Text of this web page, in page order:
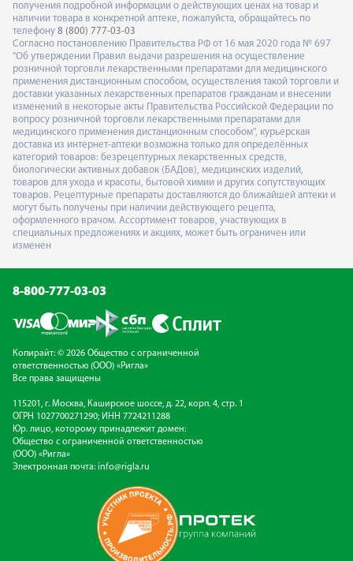
получения подробной информации о действующих ценах на товар и
наличии товара в конкретной аптеке, пожалуйста, обращайтесь по
телефону 8 (800) 777-03-03
Согласно постановлению Правительства РФ от 16 мая 2020 года № 697
"Об утверждении Правил выдачи разрешения на осуществление
розничной торговли лекарственными препаратами для медицинского
применения дистанционным способом, осуществления такой торговли и
доставки указанных лекарственных препаратов гражданам и внесении
изменений в некоторые акты Правительства Российской Федерации по
вопросу розничной торговли лекарственными препаратами для
медицинского применения дистанционным способом", курьерская
доставка из интернет-аптеки возможна только для определённых
категорий товаров: безрецептурных лекарственных средств,
биологически активных добавок (БАДов), медицинских изделий,
товаров для ухода и красоты, бытовой химии и других сопутствующих
товаров. Рецептурные препараты доставляются до ближайшей аптеки и
могут быть получены при наличии действующего рецепта,
оформленного врачом. Ассортимент товаров, участвующих в
специальных предложениях и акциях, может быть ограничен или
изменен
8-800-777-03-03
Копирайт: © 2026 Общество с ограниченной
ответственностью (ООО) «Ригла»
Все права защищены
115201, г. Москва, Каширское шоссе, д. 22, корп. 4, стр. 1
ОГРН 1027700271290; ИНН 7724211288
Юр. лицо, которому принадлежит домен:
Общество с ограниченной ответственностью
(ООО) «Ригла»
Электронная почта: info@rigla.ru